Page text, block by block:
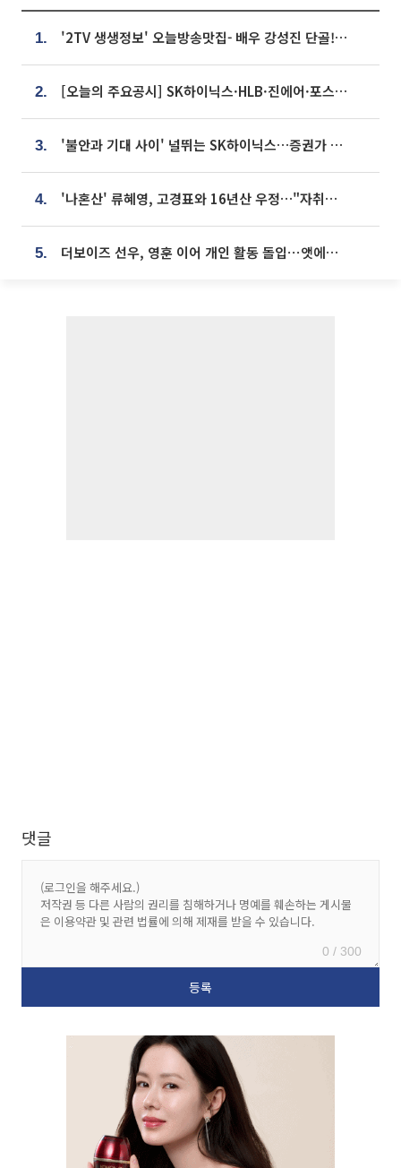
1. '2TV 생생정보' 오늘방송맛집- 배우 강성진 단골! 쌀국수ㆍ푸팟퐁 커리 맛집 '블○○○'
2. [오늘의 주요공시] SK하이닉스·HLB·진에어·포스코홀딩스·네이버·대우건설 등
3. '불안과 기대 사이' 널뛰는 SK하이닉스…증권가 "HBM4·LTA 기반 펀터멘털 견고"
4. '나혼산' 류혜영, 고경표와 16년산 우정…"자취방서 부모님과 마주쳐"
5. 더보이즈 선우, 영훈 이어 개인 활동 돌입⋯앳에어리어와 전속계약
댓글
0 / 300